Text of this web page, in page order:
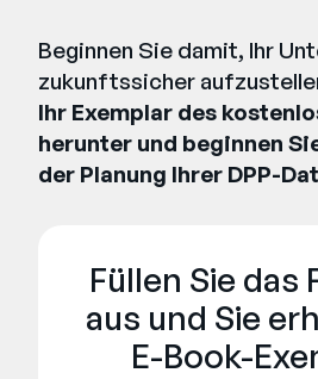
Beginnen Sie damit, Ihr
zukunftssicher
Ihr Exemplar des
herunter und beginnen
der Planung Ihrer DPP-
Füllen Sie das
aus und Sie
E-Book-